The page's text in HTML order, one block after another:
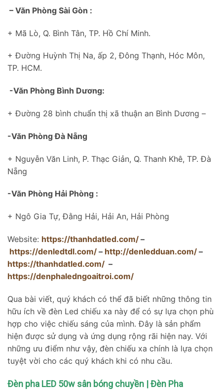
– Văn Phòng Sài Gòn :
+ Mã Lò, Q. Bình Tân, TP. Hồ Chí Minh.
+ Đường Huỳnh Thị Na, ấp 2, Đông Thạnh, Hóc Môn,
TP. HCM.
-Văn Phòng Bình Dương:
+ Đường 28 bình chuẩn thị xã thuận an Bình Dương –
-Văn Phòng Đà Nẵng
+ Nguyễn Văn Linh, P. Thạc Giản, Q. Thanh Khê, TP. Đà
Nẵng
-Văn Phòng Hải Phòng :
+ Ngô Gia Tự, Đằng Hải, Hải An, Hải Phòng
Website: https://thanhdatled.com/ –
https://denledtdl.com/ – http://denledduan.com/ –
https://thanhdatled.com/ –
https://denphaledngoaitroi.com/
Qua bài viết, quý khách có thể đã biết những thông tin
hữu ích về đèn Led chiếu xa này để có sự lựa chọn phù
hợp cho việc chiếu sáng của mình. Đây là sản phẩm
hiện được sử dụng và ứng dụng rộng rãi hiện nay. Với
những ưu điểm như vậy, đèn chiếu xa chính là lựa chọn
tuyệt vời cho các quý khách khi có nhu cầu.
Đèn pha LED 50w sân bóng chuyền | Đèn Pha